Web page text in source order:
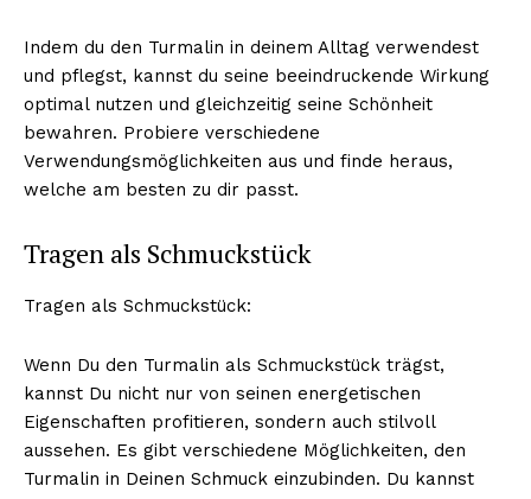
Indem du den Turmalin in deinem Alltag verwendest
und pflegst, kannst du seine beeindruckende Wirkung
optimal nutzen und gleichzeitig seine Schönheit
bewahren. Probiere verschiedene
Verwendungsmöglichkeiten aus und finde heraus,
welche am besten zu dir passt.
Tragen als Schmuckstück
Tragen als Schmuckstück:
Wenn Du den Turmalin als Schmuckstück trägst,
kannst Du nicht nur von seinen energetischen
Eigenschaften profitieren, sondern auch stilvoll
aussehen. Es gibt verschiedene Möglichkeiten, den
Turmalin in Deinen Schmuck einzubinden. Du kannst